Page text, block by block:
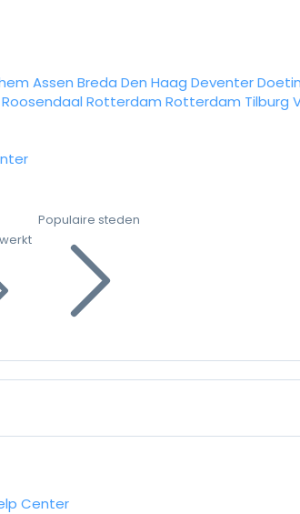
Assen Breda Den Haag Deventer
Roosendaal Rotterdam Rotterdam Tilburg
Populaire steden
Center